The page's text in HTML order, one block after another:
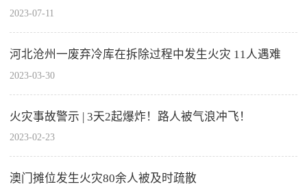
2023-07-11
河北沧州一废弃冷库在拆除过程中发生火灾 11人遇难
2023-03-30
火灾事故警示 | 3天2起爆炸！路人被气浪冲飞！
2023-02-23
澳门摊位发生火灾80余人被及时疏散